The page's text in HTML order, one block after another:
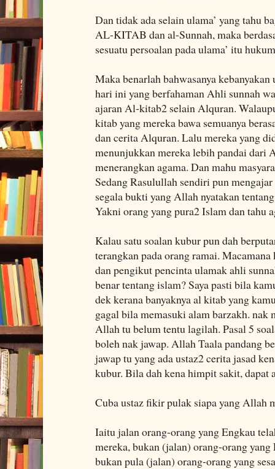
Dan tidak ada selain ulama’ yang tahu
AL-KITAB dan al-Sunnah, maka
sesuatu persoalan pada ulama’ itu
Maka benarlah bahwasanya
hari ini yang berfahaman Ahli sunnah
ajaran Al-kitab2 selain Alquran.
kitab yang mereka bawa semuanya
dan cerita Alquran. Lalu mereka yang
menunjukkan mereka lebih pandai dari
menerangkan agama. Dan mahu
Sedang Rasulullah sendiri pun
segala bukti yang Allah nyatakan
Yakni orang yang pura2 Islam dan tahu
Kalau satu soalan kubur pun dah
terangkan pada orang ramai.
dan pengikut pencinta ulamak ahli
benar tentang islam? Saya pasti bila
dek kerana banyaknya al kitab yang
gagal bila memasuki alam barzakh. nak
Allah tu belum tentu lagilah. Pasal 5
boleh nak jawap. Allah Taala pandang
jawap tu yang ada ustaz2 cerita jasad
kubur. Bila dah kena himpit sakit, dapat
Cuba ustaz fikir pulak siapa yang Allah
Iaitu jalan orang-orang yang Engkau
mereka, bukan (jalan) orang-orang
bukan pula (jalan) orang-orang yang